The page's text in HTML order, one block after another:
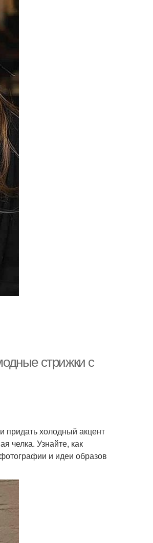
стрижки с
придать холодный акцент
челка. Узнайте, как
и идеи образов